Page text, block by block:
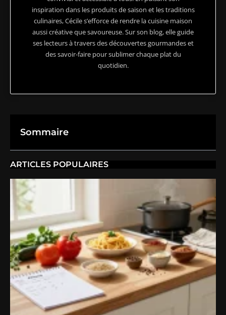
inspiration dans les produits de saison et les traditions
culinaires, Cécile s’efforce de rendre la cuisine maison
aussi créative que savoureuse. Sur son blog, elle guide
ses lecteurs à travers des découvertes gourmandes et
des savoir-faire pour sublimer chaque plat du
quotidien.
Sommaire
ARTICLES POPULAIRES